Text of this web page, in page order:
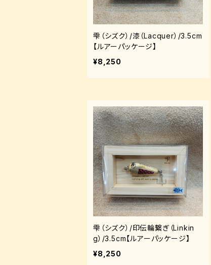
雫（シズク）/漆（Lacquer）/3.5cm
【ルアーパッケージ】
¥8,250
雫（シズク）/印伝輪繋ぎ（Linkin
g）/3.5cm【ルアーパッケージ】
¥8,250